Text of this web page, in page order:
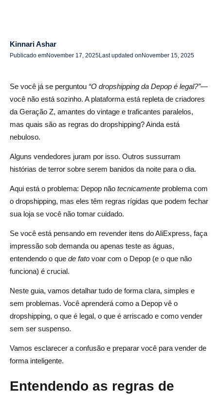
Examine seus fornecedores como um profissional
entregas no Depop?
vendedor da Depop
Usando o Spocket para impressão sob demanda em
depósito
Configurando uma loja POD no Depop com Spocket
Depop vs Etsy, Shopify e eBay: como suas políticas de
Dropshipping se comparam
Por que o Depop é mais restritivo do que outros
Quando você deve considerar o Shopify ou o Etsy
pena em 2025?
Perguntas frequentes sobre o Depop Dropshipping é
legal?
Posso usar serviços de impressão sob demanda, como o
Spocket on Depop?
O que acontecerá se você violar as regras de
Kinnari Ashar
Publicado emNovember 17, 2025Last updated on November 15, 2025
Se você já se perguntou “O dropshipping da Depop é legal?”—
você não está sozinho. A plataforma está repleta de criadores
da Geração Z, amantes do vintage e traficantes paralelos,
mas quais são as regras do dropshipping? Ainda está
nebuloso.
Alguns vendedores juram por isso. Outros sussurram
histórias de terror sobre serem banidos da noite para o dia.
Aqui está o problema: Depop não tecnicamente problema com
o dropshipping, mas eles têm regras rígidas que podem fechar
sua loja se você não tomar cuidado.
Se você está pensando em revender itens do AliExpress, faça
impressão sob demanda ou apenas teste as águas,
entendendo o que de fato voar com o Depop (e o que não
funciona) é crucial.
Neste guia, vamos detalhar tudo de forma clara, simples e
sem problemas. Você aprenderá como a Depop vê o
dropshipping, o que é legal, o que é arriscado e como vender
sem ser suspenso.
Vamos esclarecer a confusão e preparar você para vender de
forma inteligente.
Entendendo as regras de